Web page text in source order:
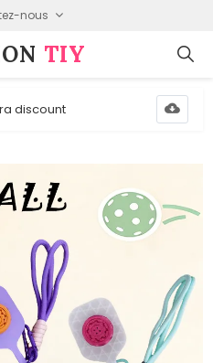
nous
TIY
discount